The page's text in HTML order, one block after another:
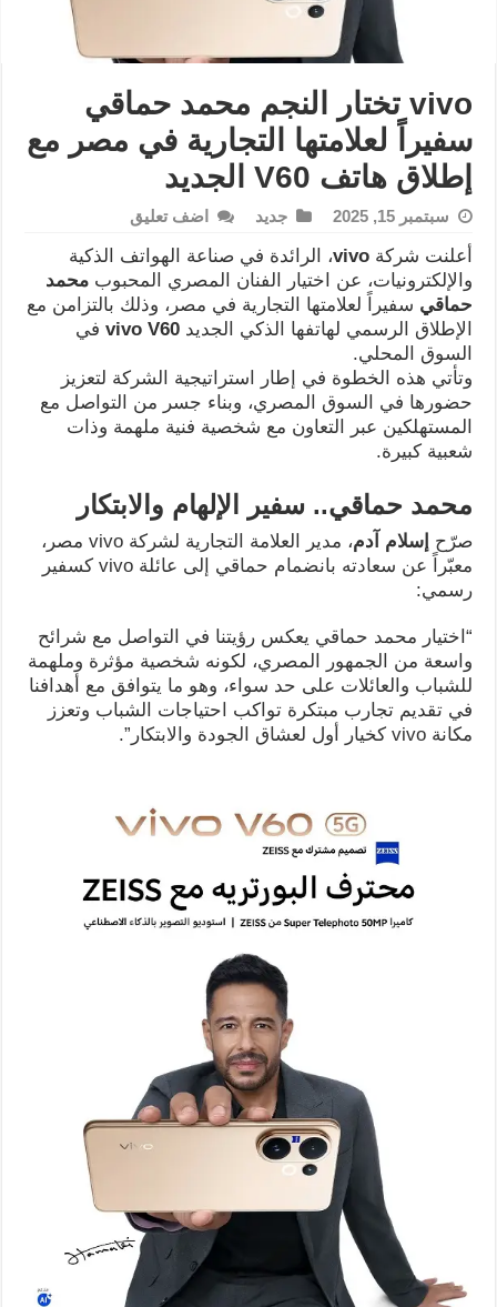
vivo تختار النجم محمد حماقي
سفيراً لعلامتها التجارية في مصر مع
إطلاق هاتف V60 الجديد
سبتمبر 15, 2025 جديد اضف تعليق
أعلنت شركة vivo، الرائدة في صناعة الهواتف الذكية
والإلكترونيات، عن اختيار الفنان المصري المحبوب محمد
حماقيسفيراً لعلامتها التجارية في مصر، وذلك بالتزامن مع
الإطلاق الرسمي لهاتفها الذكي الجديد vivo V60في
السوق المحلي.
وتأتي هذه الخطوة في إطار استراتيجية الشركة لتعزيز
حضورها في السوق المصري، وبناء جسر من التواصل مع
المستهلكين عبر التعاون مع شخصية فنية ملهمة وذات
شعبية كبيرة.
محمد حماقي.. سفير الإلهام والابتكار
صرّح إسلام آدم
، مدير العلامة التجارية لشركة vivo مصر،
معبّراً عن سعادته بانضمام حماقي إلى عائلة vivo كسفير
رسمي:
“اختيار محمد حماقي يعكس رؤيتنا في التواصل مع شرائح
واسعة من الجمهور المصري، لكونه شخصية مؤثرة وملهمة
للشباب والعائلات على حد سواء، وهو ما يتوافق مع أهدافنا
في تقديم تجارب مبتكرة تواكب احتياجات الشباب وتعزز
مكانة vivo كخيار أول لعشاق الجودة والابتكار”.